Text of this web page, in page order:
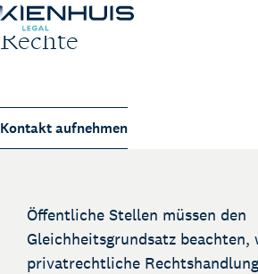
Unsere Leistungen
Unser Team
Wissen
Kontakt
Flächenausweisung
Rechte
Kontakt aufnehmen
Öffentliche Stellen müssen den
Gleichheitsgrundsatz beachten,
privatrechtliche